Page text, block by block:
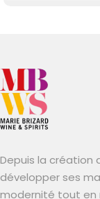
Depuis la création
développer ses
modernité tout en